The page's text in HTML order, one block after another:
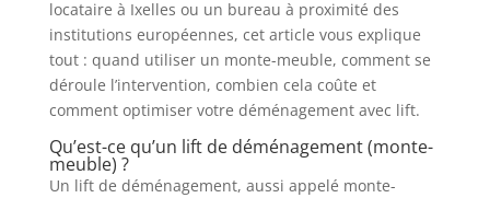
locataire à Ixelles ou un bureau à proximité des
institutions européennes, cet article vous explique
tout : quand utiliser un monte-meuble, comment se
déroule l’intervention, combien cela coûte et
comment optimiser votre déménagement avec lift.
Qu’est-ce qu’un lift de déménagement (monte-
meuble) ?
Un lift de déménagement, aussi appelé monte-